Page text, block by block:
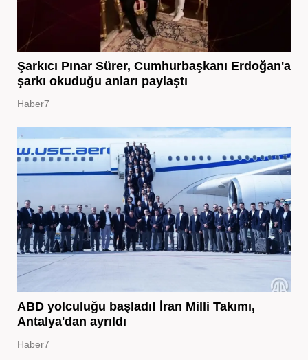
Şarkıcı Pınar Sürer, Cumhurbaşkanı Erdoğan'a
şarkı okuduğu anları paylaştı
Haber7
ABD yolculuğu başladı! İran Milli Takımı,
Antalya'dan ayrıldı
Haber7